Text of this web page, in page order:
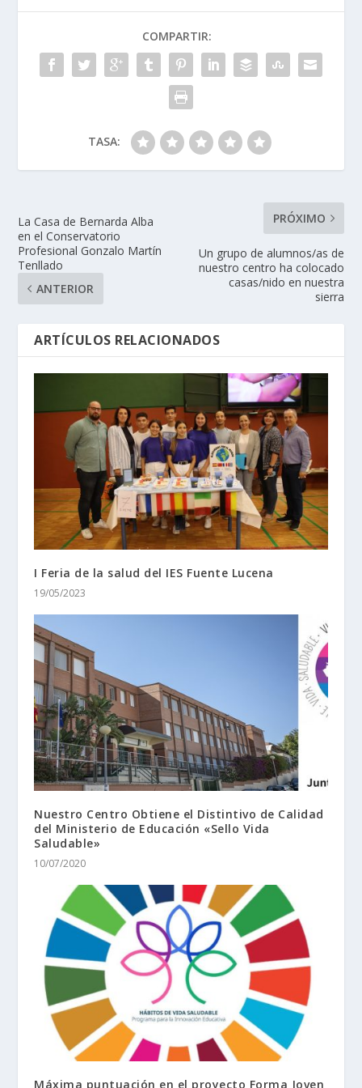
COMPARTIR:
TASA:
La Casa de Bernarda Alba
en el Conservatorio
Profesional Gonzalo Martín
Tenllado
ANTERIOR
PRÓXIMO
Un grupo de alumnos/as de
nuestro centro ha colocado
casas/nido en nuestra
sierra
ARTÍCULOS RELACIONADOS
I Feria de la salud del IES Fuente Lucena
19/05/2023
Nuestro Centro Obtiene el Distintivo de Calidad
del Ministerio de Educación «Sello Vida
Saludable»
10/07/2020
Máxima puntuación en el proyecto Forma Joven